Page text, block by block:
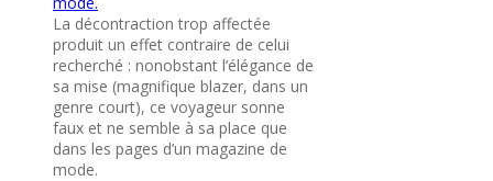
La décontraction trop affectée
produit un effet contraire de celui
recherché : nonobstant l’élégance de
sa mise (magnifique blazer, dans un
genre court), ce voyageur sonne
faux et ne semble à sa place que
dans les pages d’un magazine de
mode.